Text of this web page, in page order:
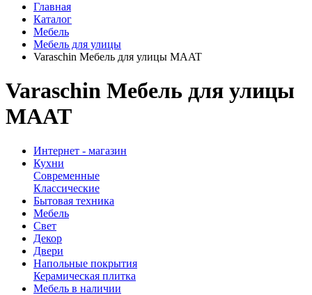
Главная
Каталог
Мебель
Мебель для улицы
Varaschin Мебель для улицы MAAT
Varaschin Мебель для улицы
MAAT
Интернет - магазин
Кухни
Современные
Классические
Бытовая техника
Мебель
Свет
Декор
Двери
Напольные покрытия
Керамическая плитка
Мебель в наличии